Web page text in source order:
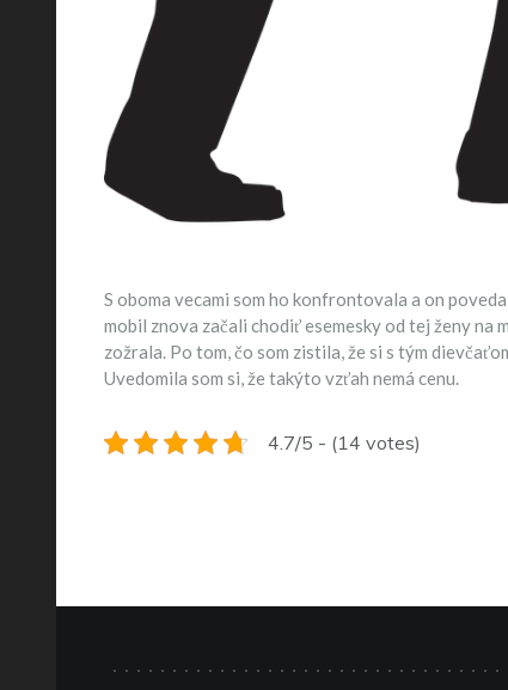
S oboma vecami som ho konfrontovala a on
mobil znova začali chodiť esemesky od tej ženy na
zožrala. Po tom, čo som zistila, že si s tým
Uvedomila som si, že takýto vzťah nemá cenu.
4.7/5 - (14 votes)